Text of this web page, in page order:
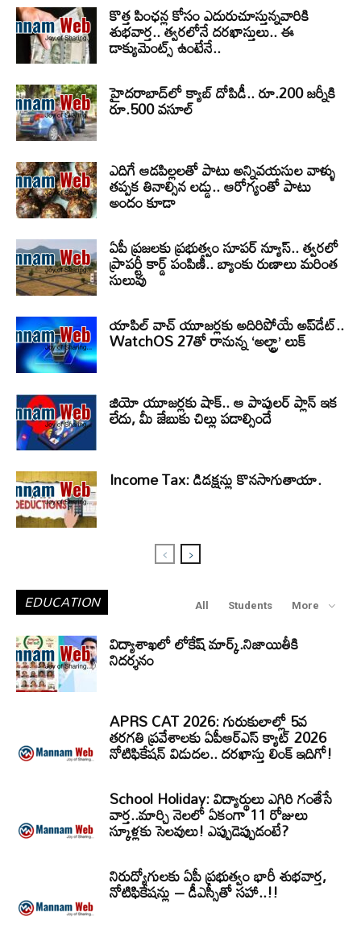
కొత్త పింఛన్ల కోసం ఎదురుచూస్తున్నవారికి
శుభవార్త.. త్వరలోనే దరఖాస్తులు.. ఈ
డాక్యుమెంట్స్ ఉంటేనే..
హైదరాబాద్‌లో క్యాబ్‌ దోపిడీ.. రూ.200 జర్నీకి
రూ.500 వసూల్
ఎదిగే ఆడపిల్లలతో పాటు అన్నివయసుల వాళ్ళు
తప్పక తినాల్సిన లడ్డు.. ఆరోగ్యంతో పాటు
అందం కూడా
ఏపీ ప్రజలకు ప్రభుత్వం సూపర్ న్యూస్.. త్వరలో
ప్రాపర్టీ కార్డ్ పంపిణీ.. బ్యాంకు రుణాలు మరింత
సులువు
యాపిల్ వాచ్ యూజర్లకు అదిరిపోయే అప్‌డేట్..
WatchOS 27తో రానున్న ‘అల్ట్రా’ లుక్
జియో యూజర్లకు షాక్.. ఆ పాపులర్ ప్లాన్ ఇక
లేదు, మీ జేబుకు చిల్లు పడాల్సిందే
Income Tax: డిడక్షన్లు కొనసాగుతాయా.
EDUCATION All Students More
విద్యాశాఖలో లోకేష్ మార్క్.నిజాయితీకి
నిదర్శనం
APRS CAT 2026: గురుకులాల్లో 5వ
తరగతి ప్రవేశాలకు ఏపీఆర్‌ఎస్‌ క్యాట్‌ 2026
నోటిఫికేషన్‌ విడుదల.. దరఖాస్తు లింక్‌ ఇదిగో!
School Holiday: విద్యార్థులు ఎగిరి గంతేసే
వార్త..మార్చి నెలలో ఏకంగా 11 రోజులు
స్కూళ్లకు సెలవులు! ఎప్పుడెప్పుడంటే?
నిరుద్యోగులకు ఏపీ ప్రభుత్వం భారీ శుభవార్త,
నోటిఫికేషన్లు – డీఎస్సీతో సహా..!!